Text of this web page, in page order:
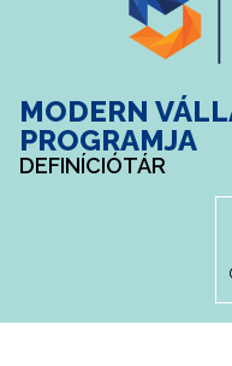
MODERN
PROGRAMJA
DEFINÍCIÓTÁR